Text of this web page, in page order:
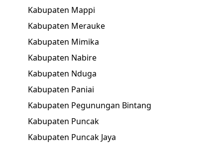
Kabupaten Mappi
Kabupaten Merauke
Kabupaten Mimika
Kabupaten Nabire
Kabupaten Nduga
Kabupaten Paniai
Kabupaten Pegunungan Bintang
Kabupaten Puncak
Kabupaten Puncak Jaya